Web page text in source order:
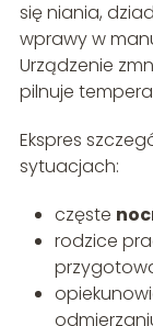
się niania,
wprawy w
Urządzenie
pilnuje
Ekspres
sytuacjach:
częste
rodzice